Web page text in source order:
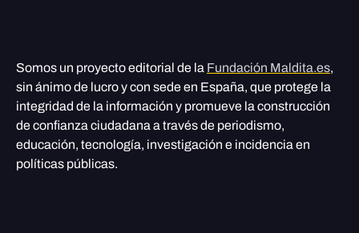
Somos un proyecto editorial de la Fundación Maldita.es,
sin ánimo de lucro y con sede en España, que protege la
integridad de la información y promueve la construcción
de confianza ciudadana a través de periodismo,
educación, tecnología, investigación e incidencia en
políticas públicas.